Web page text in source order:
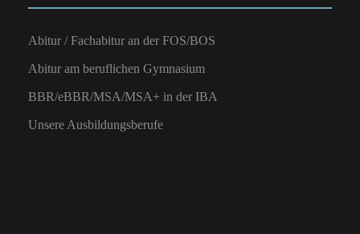
Abitur / Fachabitur an der FOS/BOS
Abitur am beruflichen Gymnasium
BBR/eBBR/MSA/MSA+ in der IBA
Unsere Ausbildungsberufe